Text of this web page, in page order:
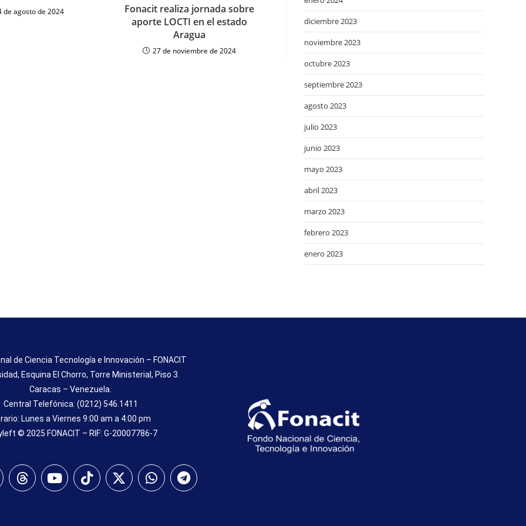
de agosto de 2024
Fonacit realiza jornada sobre
aporte LOCTI en el estado
Aragua
27 de noviembre de 2024
diciembre 2023
noviembre 2023
octubre 2023
septiembre 2023
agosto 2023
julio 2023
junio 2023
mayo 2023
abril 2023
marzo 2023
febrero 2023
enero 2023
de Ciencia Tecnología e Innovación – FONACIT
Esquina El Chorro, Torre Ministerial, Piso 3.
Caracas – Venezuela.
Central Telefónica: (0212) 546.1411
Lunes a Viernes 9:00 am a 4:00 pm
© 2025 FONACIT – RIF: G-20007786-7